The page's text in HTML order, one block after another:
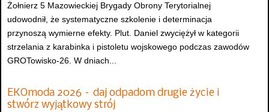
Żołnierz 5 Mazowieckiej Brygady Obrony Terytorialnej
udowodnił, że systematyczne szkolenie i determinacja
przynoszą wymierne efekty. Plut. Daniel zwyciężył w kategorii
strzelania z karabinka i pistoletu wojskowego podczas zawodów
GROTowisko-26. W dniach...
EKOmoda 2026 – daj odpadom drugie życie i
stwórz wyjątkowy strój